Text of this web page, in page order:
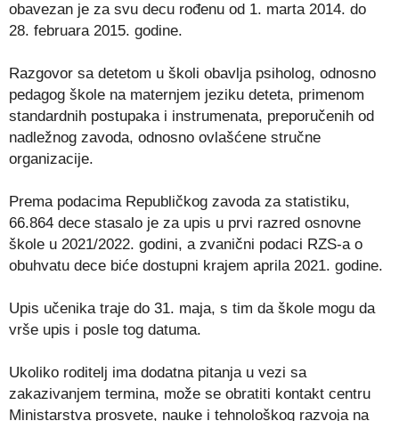
obavezan je za svu decu rođenu od 1. marta 2014. do
28. februara 2015. godine.
Razgovor sa detetom u školi obavlja psiholog, odnosno
pedagog škole na maternjem jeziku deteta, primenom
standardnih postupaka i instrumenata, preporučenih od
nadležnog zavoda, odnosno ovlašćene stručne
organizacije.
Prema podacima Republičkog zavoda za statistiku,
66.864 dece stasalo je za upis u prvi razred osnovne
škole u 2021/2022. godini, a zvanični podaci RZS-a o
obuhvatu dece biće dostupni krajem aprila 2021. godine.
Upis učenika traje do 31. maja, s tim da škole mogu da
vrše upis i posle tog datuma.
Ukoliko roditelj ima dodatna pitanja u vezi sa
zakazivanjem termina, može se obratiti kontakt centru
Ministarstva prosvete, nauke i tehnološkog razvoja na